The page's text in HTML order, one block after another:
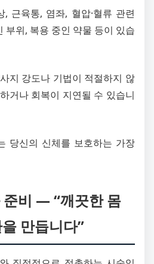
근육통, 염좌, 혈압·혈류 관련
부위, 복용 중인 약물 등이 있습
지 강도나 기법이 적절하지 않
거나 회복이 지연될 수 있습니
당신의 신체를 보호하는 가장
준비 — “깨끗한 몸
만듭니다”